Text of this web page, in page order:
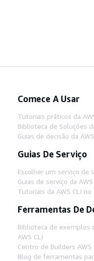
Comece A Usar
Tutoriais práticos da
Biblioteca de Soluções
Guias de decisão da AWS
Guias De Serviço
Escolher um serviço de
Guias de serviço da AWS
Tutoriais da AWS CLI no
Ferramentas De
Biblioteca de exemplos
AWS CLI
Centro de Builders AWS
Blog de ferramentas